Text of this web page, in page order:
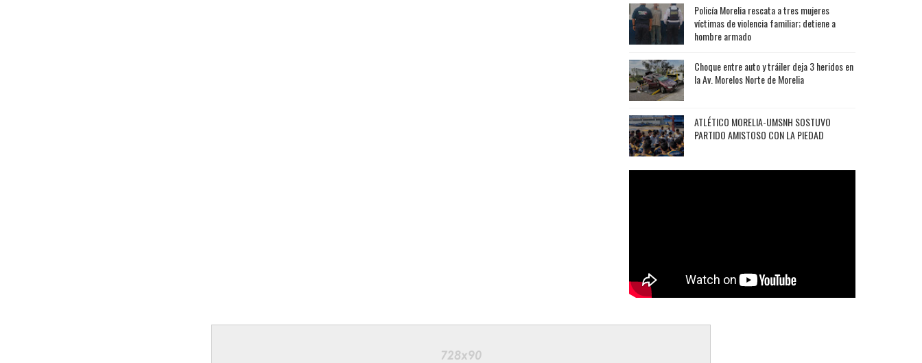
Policía Morelia rescata a tres mujeres
víctimas de violencia familiar; detiene a
hombre armado
Choque entre auto y tráiler deja 3 heridos en
la Av. Morelos Norte de Morelia
ATLÉTICO MORELIA-UMSNH SOSTUVO
PARTIDO AMISTOSO CON LA PIEDAD